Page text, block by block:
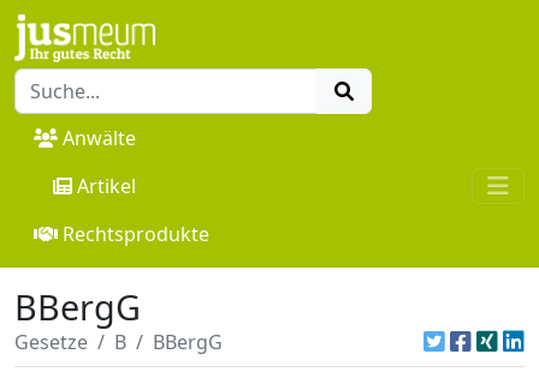
Anwälte
Artikel
Rechtsprodukte
BBergG
Gesetze B BBergG